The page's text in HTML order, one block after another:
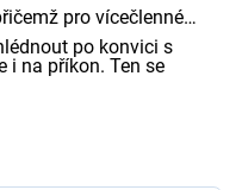
pro vícečlenné
po konvici s
i na příkon. Ten se